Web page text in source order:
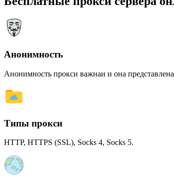
Анонимность
Анонимность прокси важнаи и она
Типы прокси
HTTP, HTTPS (SSL), Socks 4, Socks 5.